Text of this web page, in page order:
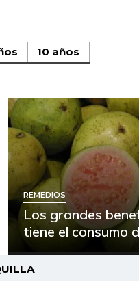
10 años
REMEDIOS
Los grandes
tiene el consumo